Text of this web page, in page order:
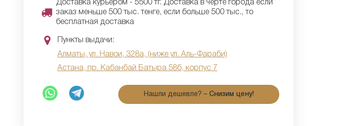
Доставка курьером - 5500 тг. Доставка в черте города если
заказ меньше 500 тыс. тенге, если больше 500 тыс., то
бесплатная доставка
Пункты выдачи:
Алматы, ул. Навои, 328а, (ниже ул. Аль-Фараби)
Астана, пр. Кабанбай Батыра 58б, корпус 7
Нашли дешевле? – Снизим цену!